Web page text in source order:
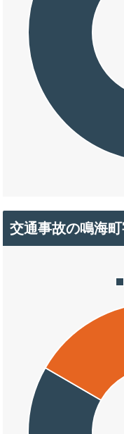
交通事故の鳴海